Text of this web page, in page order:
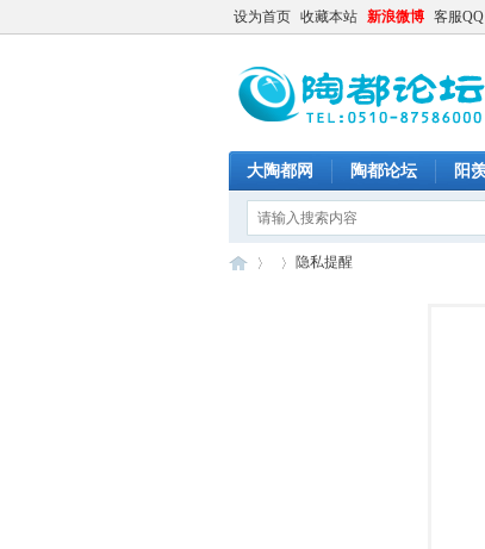
设为首页 收藏本站 新浪微博 客服QQ
大陶都网 陶都论坛 阳
隐私提醒